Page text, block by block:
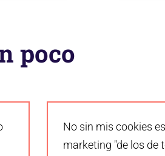
poco
No sin mis cookies
marketing "de los de